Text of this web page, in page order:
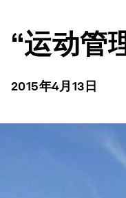
“运动管
2015年4月13日